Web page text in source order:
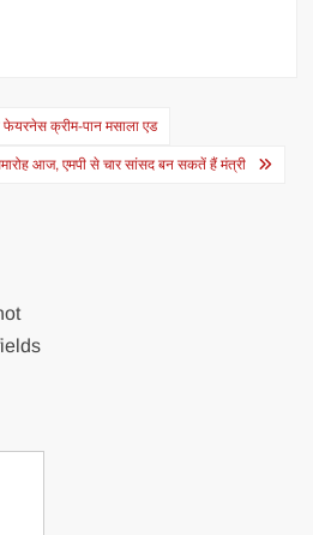
फेयरनेस क्रीम-पान मसाला एड
आज, एमपी से चार सांसद बन सकतें हैं मंत्री